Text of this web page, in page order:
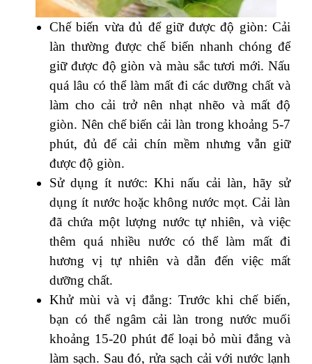
Chế biến vừa đủ để giữ được độ giòn: Cải
làn thường được chế biến nhanh chóng để
giữ được độ giòn và màu sắc tươi mới. Nấu
quá lâu có thể làm mất đi các dưỡng chất và
làm cho cải trở nên nhạt nhẽo và mất độ
giòn. Nên chế biến cải làn trong khoảng 5-7
phút, đủ để cải chín mềm nhưng vẫn giữ
được độ giòn.
Sử dụng ít nước: Khi nấu cải làn, hãy sử
dụng ít nước hoặc không nước mọt. Cải làn
đã chứa một lượng nước tự nhiên, và việc
thêm quá nhiều nước có thể làm mất đi
hương vị tự nhiên và dẫn đến việc mất
dưỡng chất.
Khử mùi và vị đắng: Trước khi chế biến,
bạn có thể ngâm cải làn trong nước muối
khoảng 15-20 phút để loại bỏ mùi đắng và
làm sạch. Sau đó, rửa sạch cải với nước lạnh